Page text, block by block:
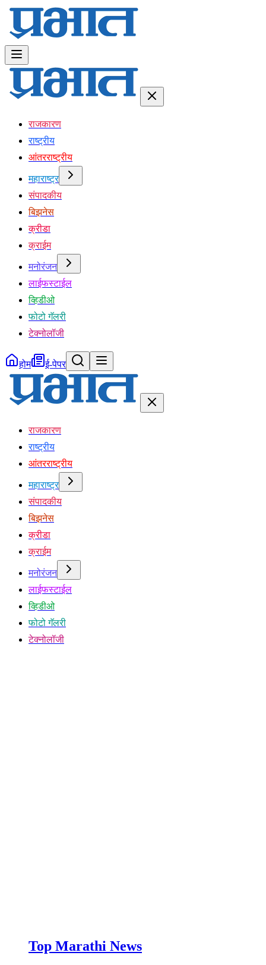
राजकारण
राष्ट्रीय
आंतरराष्ट्रीय
महाराष्ट्र
संपादकीय
बिझनेस
क्रीडा
क्राईम
मनोरंजन
लाईफस्टाईल
व्हिडीओ
फोटो गॅलरी
टेक्नोलॉजी
होम ई-पेपर
राजकारण
राष्ट्रीय
आंतरराष्ट्रीय
महाराष्ट्र
संपादकीय
बिझनेस
क्रीडा
क्राईम
मनोरंजन
लाईफस्टाईल
व्हिडीओ
फोटो गॅलरी
टेक्नोलॉजी
Top Marathi News